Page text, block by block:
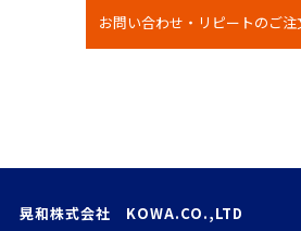
お問い合わせ・リピートのご注
晃和株式会社 KOWA.CO.,LTD